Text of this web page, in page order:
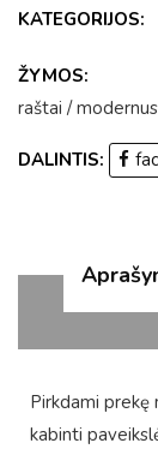
KATEGORIJOS:
ŽYMOS:
raštai /modernus
DALINTIS:
Pirkdami
kabinti